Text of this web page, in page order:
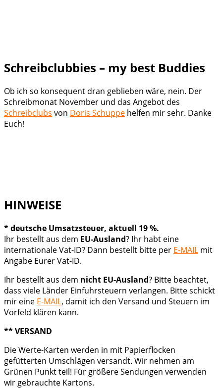
Schreibclubbies – my best Buddies
Ob ich so konsequent dran geblieben wäre, nein. Der
Schreibmonat November und das Angebot des
Schreibclubs von Doris Schuppe helfen mir sehr. Danke
Euch!
HINWEISE
* deutsche Umsatzsteuer, aktuell 19 %.
Ihr bestellt aus dem EU-Ausland? Ihr habt eine
internationale Vat-ID? Dann bestellt bitte per E-MAIL mit
Angabe Eurer Vat-ID.
Ihr bestellt aus dem nicht EU-Ausland? Bitte beachtet,
dass viele Länder Einfuhrsteuern verlangen. Bitte schickt
mir eine E-MAIL, damit ich den Versand und Steuern im
Vorfeld klären kann.
** VERSAND
Die Werte-Karten werden in mit Papierflocken
gefütterten Umschlägen versandt. Wir nehmen am
Grünen Punkt teil! Für größere Sendungen verwenden
wir gebrauchte Kartons.